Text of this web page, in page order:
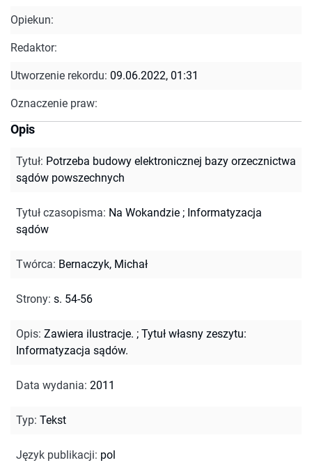
Opiekun:
Redaktor:
Utworzenie rekordu: 09.06.2022, 01:31
Oznaczenie praw:
Opis
Tytuł: Potrzeba budowy elektronicznej bazy orzecznictwa
sądów powszechnych
Tytuł czasopisma: Na Wokandzie ; Informatyzacja
sądów
Twórca: Bernaczyk, Michał
Strony: s. 54-56
Opis: Zawiera ilustracje. ; Tytuł własny zeszytu:
Informatyzacja sądów.
Data wydania: 2011
Typ: Tekst
Język publikacji: pol